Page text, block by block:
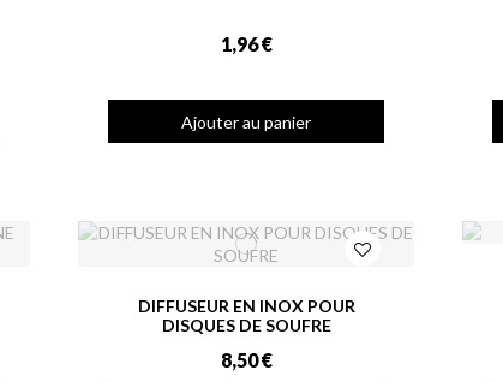
1,96 €
Ajouter au panier
DIFFUSEUR EN INOX POUR
DISQUES DE SOUFRE
8,50 €